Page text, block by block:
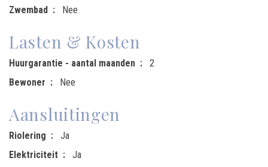
Zwembad Nee
Lasten & Kosten
Huurgarantie - aantal maanden
2
Bewoner
Nee
Aansluitingen
Riolering
Ja
Elektriciteit
Ja